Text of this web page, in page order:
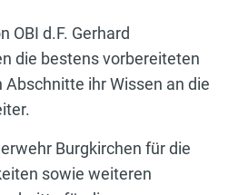
OBI d.F. Gerhard
die bestens vorbereiteten
ihr Wissen an die
Burgkirchen für die
sowie weiteren